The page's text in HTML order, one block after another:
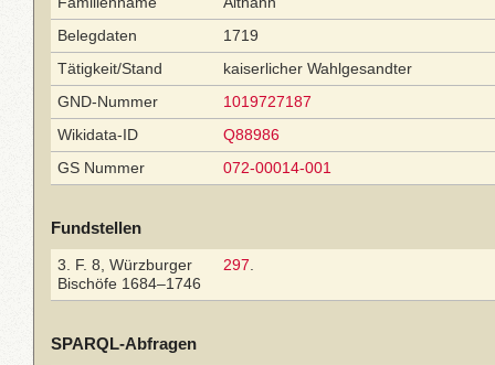
Belegdaten
1719
Tätigkeit/Stand
kaiserlicher Wahlgesandter
GND-Nummer
1019727187
Wikidata-ID
Q88986
GS Nummer
072-00014-001
Fundstellen
3. F. 8, Würzburger
Bischöfe 1684–1746
297
SPARQL-Abfragen